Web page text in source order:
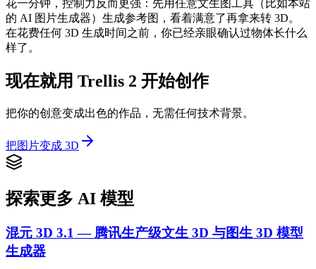
花一分钟，控制力反而更强：先用任意文生图工具（比如本站
的 AI 图片生成器）生成参考图，看着满意了再拿来转 3D。
在花费任何 3D 生成时间之前，你已经亲眼确认过物体长什么
样了。
现在就用 Trellis 2 开始创作
把你的创意变成出色的作品，无需任何技术背景。
把图片变成 3D
探索更多 AI 模型
混元 3D 3.1 — 腾讯生产级文生 3D 与图生 3D 模型
生成器